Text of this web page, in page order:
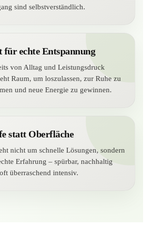
sind selbstverständlich.
für echte Entspannung
von Alltag und Leistungsdruck
Raum, um loszulassen, zur Ruhe zu
und neue Energie zu gewinnen.
statt Oberfläche
nicht um schnelle Lösungen, sondern
Erfahrung – spürbar, nachhaltig
überraschend intensiv.